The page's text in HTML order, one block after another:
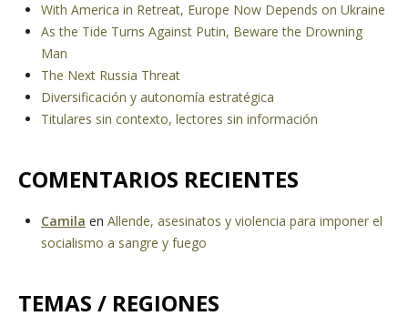
With America in Retreat, Europe Now Depends on Ukraine
As the Tide Turns Against Putin, Beware the Drowning
Man
The Next Russia Threat
Diversificación y autonomía estratégica
Titulares sin contexto, lectores sin información
COMENTARIOS RECIENTES
Camila en Allende, asesinatos y violencia para imponer el
socialismo a sangre y fuego
TEMAS / REGIONES